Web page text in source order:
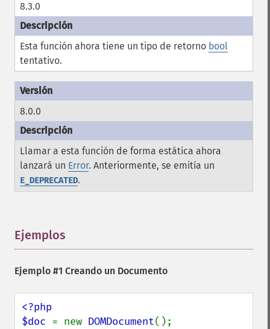
8.3.0
Esta función ahora tiene un tipo de retorno bool
tentativo.
8.0.0
Llamar a esta función de forma estática ahora
lanzará un Error. Anteriormente, se emitía un
E_DEPRECATED.
Ejemplos
Ejemplo #1 Creando un Documento
<?php
$doc = new DOMDocument